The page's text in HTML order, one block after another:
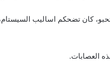
كان تضحكم اساليب السيستام،
العصابات.